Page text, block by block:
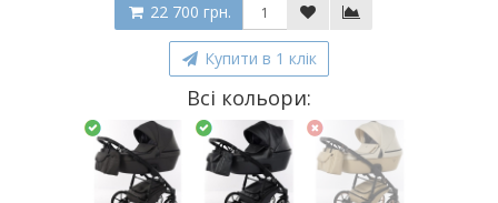
22 700 грн.
Купити в 1 клік
Всі кольори: